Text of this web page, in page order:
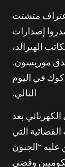
متشتت
إصدارات
الهيرالد،
موريسون.
في اليوم
التالي.
بعد
التي
“الجنون
وقضى